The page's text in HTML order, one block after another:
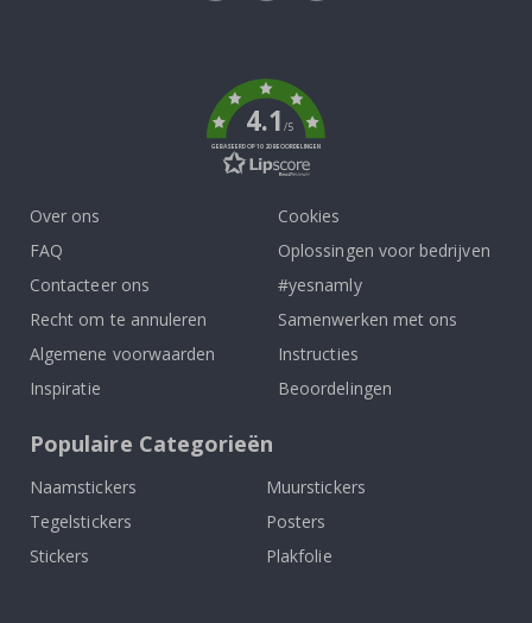
4.1/5
GEBASEERD OP 1020 BEOORDELINGEN
Over ons
FAQ
Contacteer ons
Recht om te annuleren
Algemene voorwaarden
Inspiratie
Cookies
Oplossingen voor bedrijven
#yesnamly
Samenwerken met ons
Instructies
Beoordelingen
Populaire Categorieën
Naamstickers
Muurstickers
Tegelstickers
Posters
Stickers
Plakfolie